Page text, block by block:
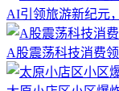
AI引领旅游新纪元
A股震荡科技消费